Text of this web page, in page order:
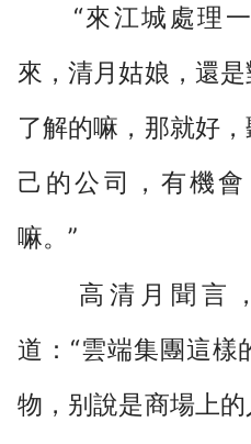
“來江城處理一
來，清月姑娘，還
了解的嘛，那就好
己的公司，有機
嘛。”
高清月聞言，
道：“雲端集團這樣
物，别說是商場上的